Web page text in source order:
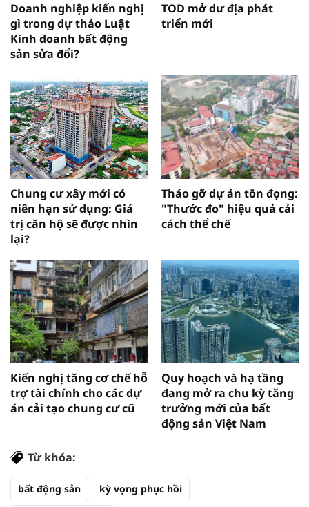
Doanh nghiệp kiến nghị
gì trong dự thảo Luật
Kinh doanh bất động
sản sửa đổi?
TOD mở dư địa phát
triển mới
Chung cư xây mới có
niên hạn sử dụng: Giá
trị căn hộ sẽ được nhìn
lại?
Tháo gỡ dự án tồn đọng:
"Thước đo" hiệu quả cải
cách thể chế
Kiến nghị tăng cơ chế hỗ
trợ tài chính cho các dự
án cải tạo chung cư cũ
Quy hoạch và hạ tầng
đang mở ra chu kỳ tăng
trưởng mới của bất
động sản Việt Nam
Từ khóa:
bất động sản kỳ vọng phục hồi